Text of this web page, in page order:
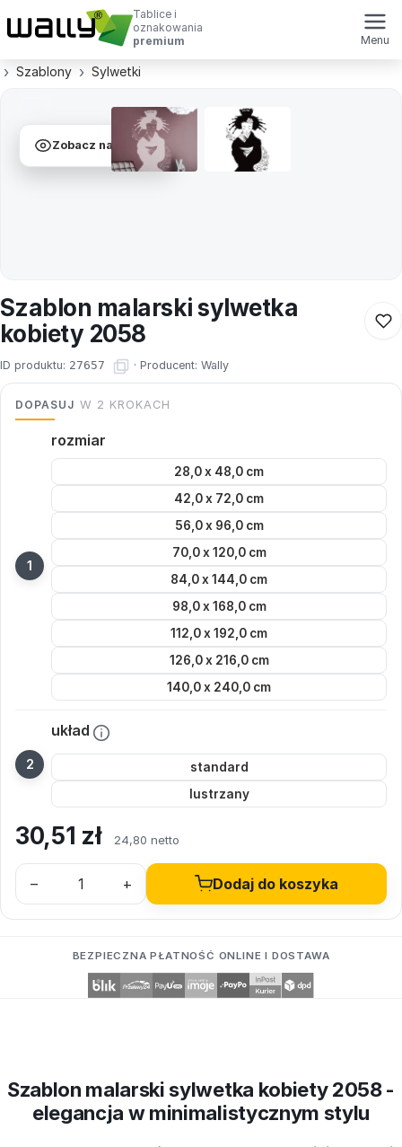
Tablice i
oznakowania
premium
Menu
Szablony Sylwetki
Zobacz na ścianie
Szablon malarski sylwetka
kobiety 2058
ID produktu: 27657 · Producent: Wally
DOPASUJ W 2 KROKACH
rozmiar
28,0 x 48,0 cm
42,0 x 72,0 cm
56,0 x 96,0 cm
70,0 x 120,0 cm
84,0 x 144,0 cm
98,0 x 168,0 cm
112,0 x 192,0 cm
126,0 x 216,0 cm
140,0 x 240,0 cm
układ
standard
lustrzany
30,51 zł 24,80 netto
– + Dodaj do koszyka
BEZPIECZNA PŁATNOŚĆ ONLINE I DOSTAWA
Szablon malarski sylwetka kobiety 2058 -
elegancja w minimalistycznym stylu